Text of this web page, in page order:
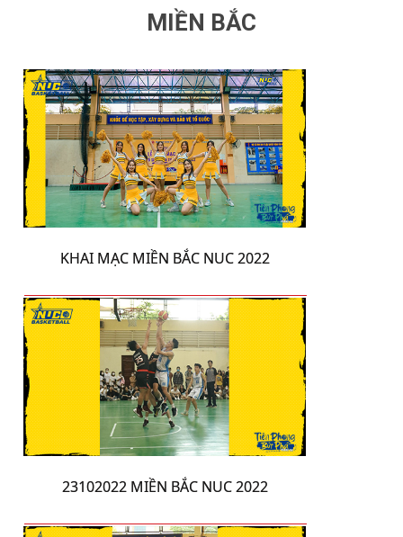
MIỀN BẮC
KHAI MẠC MIỀN BẮC NUC 2022
23102022 MIỀN BẮC NUC 2022